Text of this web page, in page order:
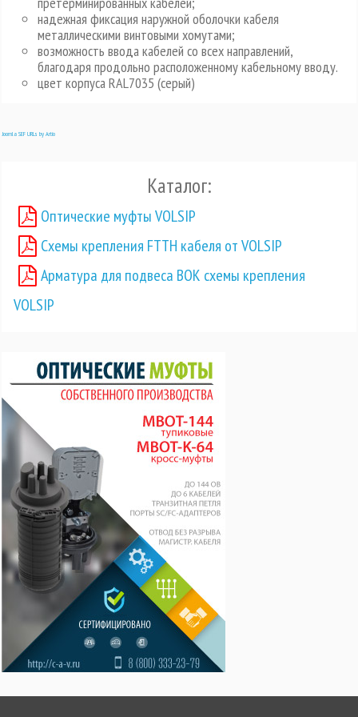
надежная фиксация наружной оболочки кабеля
металлическими винтовыми хомутами;
возможность ввода кабелей со всех направлений,
благодаря продольно расположенному кабельному вводу.
цвет корпуса RAL7035 (серый)
Joomla SEF URLs by Artio
Каталог:
Оптические муфты VOLSIP
Схемы крепления FTTH кабеля от VOLSIP
Арматура для подвеса ВОК схемы крепления
VOLSIP